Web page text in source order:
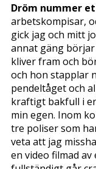
Dröm nummer
arbetskompisar,
gick jag och mitt
annat gäng
kliver fram och
och hon stapplar
pendeltåget och
kraftigt bakfull i
min egen. Inom
tre poliser som
veta att jag
en video filmad